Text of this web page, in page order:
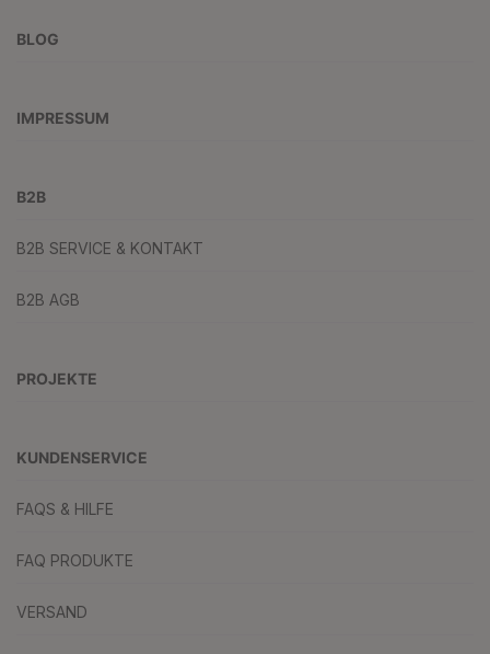
BLOG
IMPRESSUM
B2B
B2B SERVICE & KONTAKT
B2B AGB
PROJEKTE
KUNDENSERVICE
FAQS & HILFE
FAQ PRODUKTE
VERSAND